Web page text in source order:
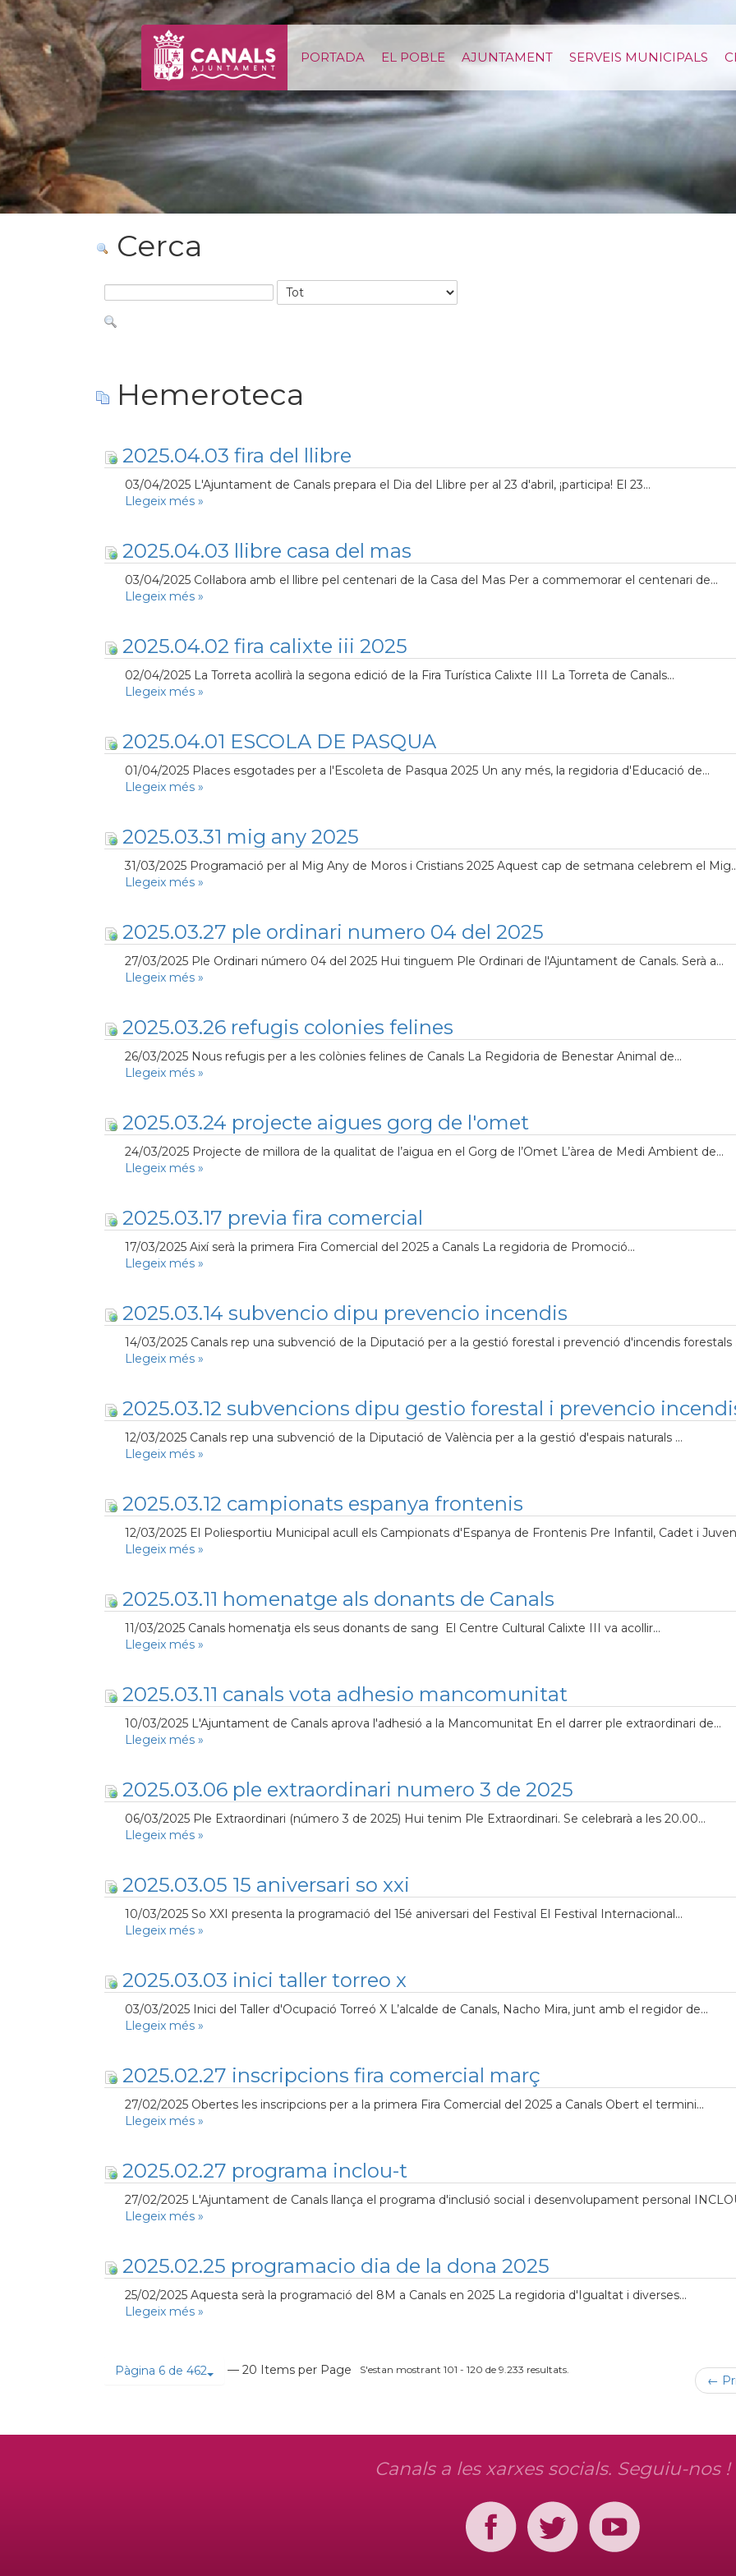
Salta al contigut
PORTADA EL POBLE AJUNTAMENT SERVEIS MUNICIPALS
Cerca
Hemeroteca
2025.04.03 fira del llibre
03/04/2025 L'Ajuntament de Canals prepara el Dia del Llibre per al 23 d'abril, ¡participa! El 23...
Llegeix més »
2025.04.03 llibre casa del mas
03/04/2025 Col·labora amb el llibre pel centenari de la Casa del Mas Per a commemorar el centenari de...
Llegeix més »
2025.04.02 fira calixte iii 2025
02/04/2025 La Torreta acollirà la segona edició de la Fira Turística Calixte III La Torreta de Canals...
Llegeix més »
2025.04.01 ESCOLA DE PASQUA
01/04/2025 Places esgotades per a l'Escoleta de Pasqua 2025 Un any més, la regidoria d'Educació de...
Llegeix més »
2025.03.31 mig any 2025
31/03/2025 Programació per al Mig Any de Moros i Cristians 2025 Aquest cap de setmana celebrem el
Llegeix més »
2025.03.27 ple ordinari numero 04 del 2025
27/03/2025 Ple Ordinari número 04 del 2025 Hui tinguem Ple Ordinari de l'Ajuntament de Canals. Serà a...
Llegeix més »
2025.03.26 refugis colonies felines
26/03/2025 Nous refugis per a les colònies felines de Canals La Regidoria de Benestar Animal de...
Llegeix més »
2025.03.24 projecte aigues gorg de l'omet
24/03/2025 Projecte de millora de la qualitat de l’aigua en el Gorg de l’Omet L’àrea de Medi Ambient de...
Llegeix més »
2025.03.17 previa fira comercial
17/03/2025 Així serà la primera Fira Comercial del 2025 a Canals La regidoria de Promoció...
Llegeix més »
2025.03.14 subvencio dipu prevencio incendis
14/03/2025 Canals rep una subvenció de la Diputació per a la gestió forestal i prevenció d'incendis forestals
Llegeix més »
2025.03.12 subvencions dipu gestio forestal i prevencio
12/03/2025 Canals rep una subvenció de la Diputació de València per a la gestió d'espais naturals ...
Llegeix més »
2025.03.12 campionats espanya frontenis
12/03/2025 El Poliesportiu Municipal acull els Campionats d'Espanya de Frontenis Pre Infantil, Cadet i
Llegeix més »
2025.03.11 homenatge als donants de Canals
11/03/2025 Canals homenatja els seus donants de sang El Centre Cultural Calixte III va acollir...
Llegeix més »
2025.03.11 canals vota adhesio mancomunitat
10/03/2025 L'Ajuntament de Canals aprova l'adhesió a la Mancomunitat En el darrer ple extraordinari de...
Llegeix més »
2025.03.06 ple extraordinari numero 3 de 2025
06/03/2025 Ple Extraordinari (número 3 de 2025) Hui tenim Ple Extraordinari. Se celebrarà a les 20.00...
Llegeix més »
2025.03.05 15 aniversari so xxi
10/03/2025 So XXI presenta la programació del 15é aniversari del Festival El Festival Internacional...
Llegeix més »
2025.03.03 inici taller torreo x
03/03/2025 Inici del Taller d'Ocupació Torreó X L’alcalde de Canals, Nacho Mira, junt amb el regidor de...
Llegeix més »
2025.02.27 inscripcions fira comercial març
27/02/2025 Obertes les inscripcions per a la primera Fira Comercial del 2025 a Canals Obert el termini...
Llegeix més »
2025.02.27 programa inclou-t
27/02/2025 L'Ajuntament de Canals llança el programa d'inclusió social i desenvolupament personal
Llegeix més »
2025.02.25 programacio dia de la dona 2025
25/02/2025 Aquesta serà la programació del 8M a Canals en 2025 La regidoria d'Igualtat i diverses...
Llegeix més »
Pàgina 6 de 462 — 20 Items per Page S'estan mostrant 101 - 120 de 9.233 resultats.
←
Canals a les xarxes socials. Seguiu-nos !